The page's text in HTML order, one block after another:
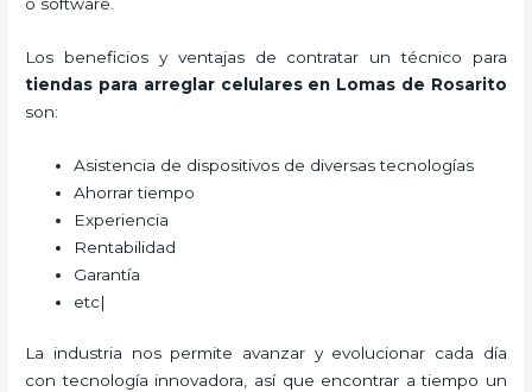
Los beneficios y ventajas de contratar un técnico para
tiendas para arreglar celulares en Lomas de Rosarito
son:
Asistencia de dispositivos de diversas tecnologías
Ahorrar tiempo
Experiencia
Rentabilidad
Garantía
etc|
La industria nos permite avanzar y evolucionar cada día
con tecnología innovadora, así que encontrar a tiempo un